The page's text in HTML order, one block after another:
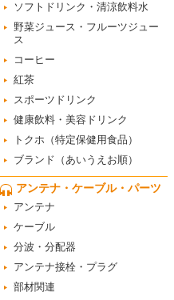
ソフトドリンク・清涼飲料水
野菜ジュース・フルーツジュー
ス
コーヒー
紅茶
スポーツドリンク
健康飲料・美容ドリンク
トクホ（特定保健用食品）
ブランド（あいうえお順）
アンテナ・ケーブル・パーツ
アンテナ
ケーブル
分波・分配器
アンテナ接栓・プラグ
部材関連